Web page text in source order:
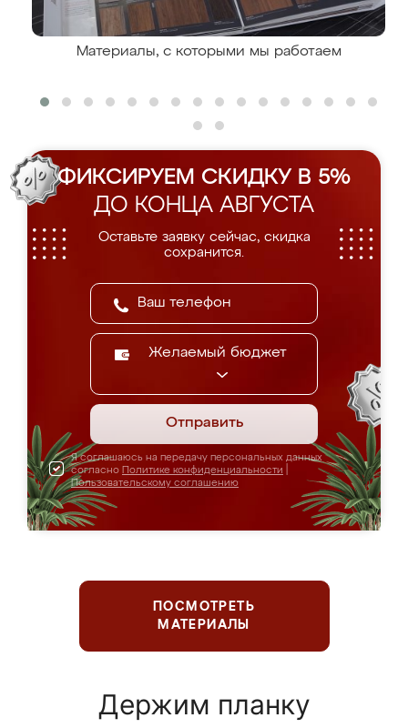
Материалы, с которыми мы работаем
ФИКСИРУЕМ СКИДКУ В 5%
ДО КОНЦА АВГУСТА
Оставьте заявку сейчас, скидка
сохранится.
Желаемый бюджет
Отправить
Я соглашаюсь на передачу персональных данных
согласно Политике конфиденциальности
Пользовательскому соглашению
ПОСМОТРЕТЬ
МАТЕРИАЛЫ
Держим планку